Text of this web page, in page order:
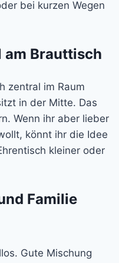
bei kurzen Wegen
Brauttisch
zentral im Raum
in der Mitte. Das
Wenn ihr aber lieber
könnt ihr die Idee
kleiner oder
Familie
Gute Mischung